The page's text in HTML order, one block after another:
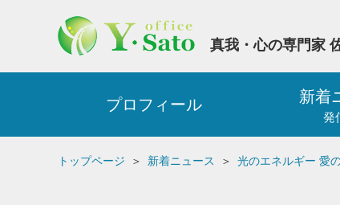
真我・心の専門家
プロフィール 新着
発
トップページ 新着ニュース 光のエネルギー 愛